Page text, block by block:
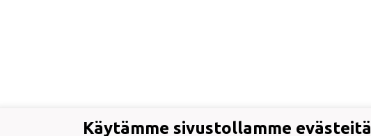
Käytämme sivustollamme evästeitä